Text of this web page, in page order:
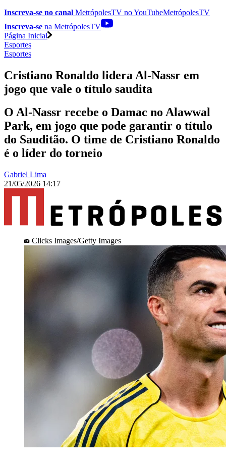
Inscreva-se no canal MetrópolesTV noYouTubeMetrópolesTV
Inscreva-se na MetrópolesTV
Página Inicial
Esportes
Esportes
Cristiano Ronaldo lidera Al-Nassr em
jogo que vale o título saudita
O Al-Nassr recebe o Damac no Alawwal
Park, em jogo que pode garantir o título
do Sauditão. O time de Cristiano Ronaldo
é o líder do torneio
Gabriel Lima
21/05/2026 14:17
Clicks Images/Getty Images